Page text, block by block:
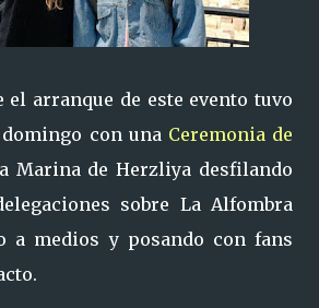
el arranque de este evento tuvo
con una Ceremonia de
Marina de Herzliya desfilando
sobre La Alfombra
a medios y posando con fans